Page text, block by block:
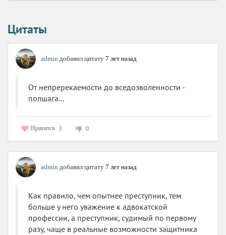
Цитаты
admin добавил цитату 7 лет назад
От непререкаемости до вседозволенности -
полшага...
Нравится 3 0
admin добавил цитату 7 лет назад
Как правило, чем опытнее преступник, тем
больше у него уважение к адвокатской
профессии, а преступник, судимый по первому
разу, чаще в реальные возможности защитника